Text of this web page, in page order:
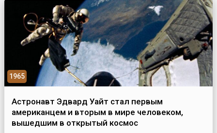
представлял государственные интересы Французской
Республики и руководил дейст...
1965
Астронавт Эдвард Уайт стал первым
американцем и вторым в мире человеком,
вышедшим в открытый космос